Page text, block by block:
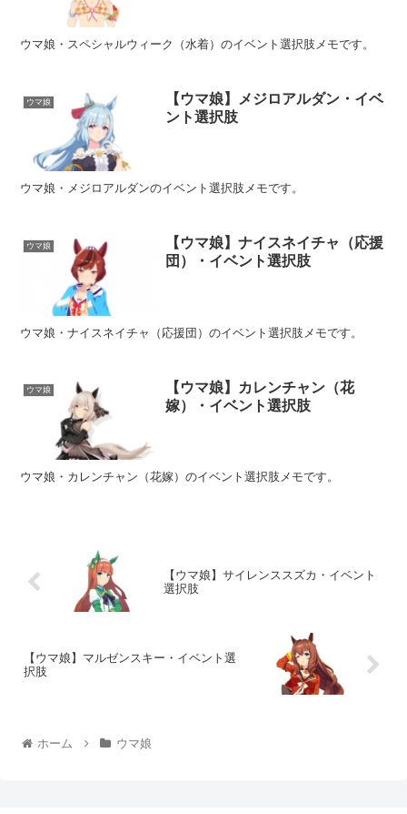
ウマ娘・スペシャルウィーク（水着）のイベント選択肢メモです。
ウマ娘
【ウマ娘】メジロアルダン・イベ
ント選択肢
ウマ娘・メジロアルダンのイベント選択肢メモです。
ウマ娘
【ウマ娘】ナイスネイチャ（応援
団）・イベント選択肢
ウマ娘・ナイスネイチャ（応援団）のイベント選択肢メモです。
ウマ娘
【ウマ娘】カレンチャン（花
嫁）・イベント選択肢
ウマ娘・カレンチャン（花嫁）のイベント選択肢メモです。
【ウマ娘】サイレンススズカ・イベント
選択肢
【ウマ娘】マルゼンスキー・イベント選
択肢
ホーム ウマ娘